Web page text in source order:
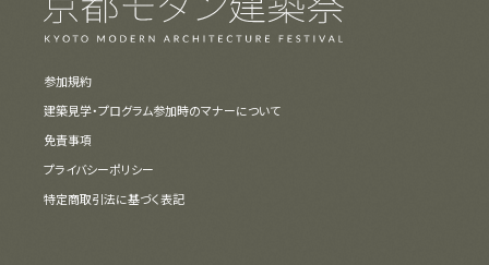
参加規約
建築見学・プログラム参加時のマナーについて
免責事項
プライバシーポリシー
特定商取引法に基づく表記